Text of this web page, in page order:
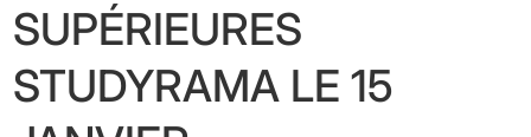
SUPÉRIEURES
STUDYRAMA LE 15